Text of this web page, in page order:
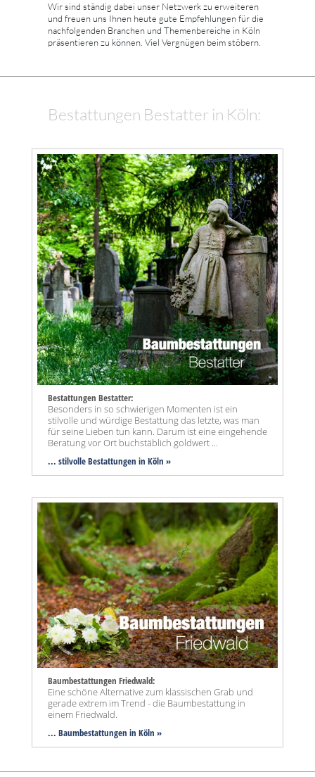
Wir sind ständig dabei unser Netzwerk zu erweiteren
und freuen uns Ihnen heute gute Empfehlungen für die
nachfolgenden Branchen und Themenbereiche in Köln
präsentieren zu können. Viel Vergnügen beim stöbern.
Bestattungen Bestatter in Köln:
Bestattungen Bestatter:
Besonders in so schwierigen Momenten ist ein
stilvolle und würdige Bestattung das letzte, was man
für seine Lieben tun kann. Darum ist eine eingehende
Beratung vor Ort buchstäblich goldwert ...
... stilvolle Bestattungen in Köln »
Baumbestattungen Friedwald:
Eine schöne Alternative zum klassischen Grab und
gerade extrem im Trend - die Baumbestattung in
einem Friedwald.
... Baumbestattungen in Köln »